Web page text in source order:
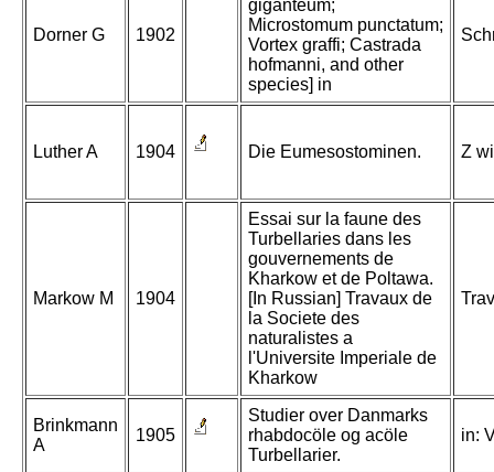
Dorner G 1902
giganteum;
Microstomum punctatum;
Vortex graffi; Castrada
hofmanni, and other
species] in
Luther A 1904 Die Eumesostominen. Z
Markow M 1904
Essai sur la faune des
Turbellaries dans les
gouvernements de
Kharkow et de Poltawa.
[In Russian] Travaux de
la Societe des
naturalistes a
l'Universite Imperiale de
Kharkow
Brinkmann
A
1905
Studier over Danmarks
rhabdocöle og acöle
Turbellarier.
in: